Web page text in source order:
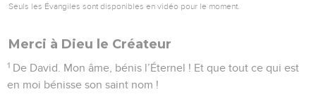
Seuls les Évangiles sont disponibles en vidéo pour le moment.
Merci à Dieu le Créateur
1 De David. Mon âme, bénis l’Éternel ! Et que tout ce qui est
en moi bénisse son saint nom !